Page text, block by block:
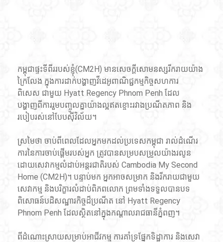
កម្ពុជាផ្ទះទីពីររបស់ខ្ញុំ(CM2H) មានសេចក្តីសោមនស្សរីករាយយ៉ាង
ក្រៃលែង ក្នុងការដាក់បង្ហាញវីដេអូពាណិជ្ជកម្មកិច្ចសហការ
ពិសេស ជាមួយ Hyatt Regency Phnom Penh ដែល
បង្ហាញពីការរួមបញ្ចូលគ្នាយ៉ាងល្អឥតខ្ចោះរវាងប្រណីតភាព និង
របៀបរស់នៅបែបស៊ីវិល័យ។
ស្រមៃថា ចាប់ពីពេលដែលអ្នកមកដល់ប្រទេសកម្ពុជា រាល់ដំណើរ
ការនៃការចាប់ផ្តើមរបស់អ្នក ត្រូវបានសម្របសម្រួលយ៉ាងរលូន
ដោយសេវាកម្មលំដាប់អន្តរជាតិរបស់ Cambodia My Second
Home (CM2H)។ បន្ទាប់មក អ្នកអាចសម្រាក និងរីករាយជាមួយ
សេវាកម្ម និងបរិក្ខារលំដាប់ពិភពលោក ព្រមទាំងទទួលបានបទ
ពិសោធន៍បដិសណ្ឋារកិច្ចដ៏ប្រណីត នៅ Hyatt Regency
Phnom Penh ដែលស្ថិតនៅក្នុងកណ្តាលរាជធានីភ្នំពញ។
ពីដំណោះស្រាយសម្រាប់អាជីវកម្ម ការគាំទ្រផ្នែកទិដ្ឋាការ និងសេវា